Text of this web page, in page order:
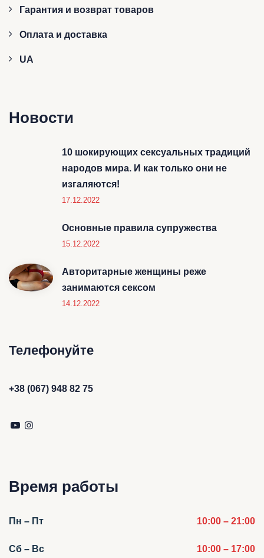
Гарантия и возврат товаров
Оплата и доставка
UA
Новости
10 шокирующих сексуальных традиций
народов мира. И как только они не
изгаляются!
17.12.2022
Основные правила супружества
15.12.2022
Авторитарные женщины реже
занимаются сексом
14.12.2022
Телефонуйте
+38 (067) 948 82 75
Время работы
Пн – Пт 10:00 – 21:00
Сб – Вс 10:00 – 17:00